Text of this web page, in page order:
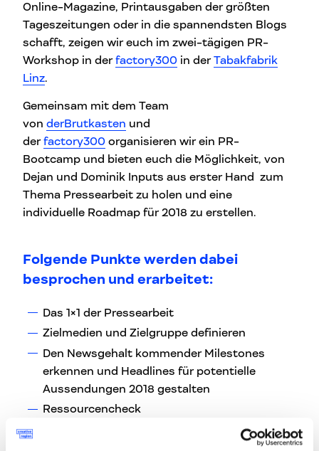
Online-Magazine, Printausgaben der größten
Tageszeitungen oder in die spannendsten Blogs
schafft, zeigen wir euch im zwei-tägigen PR-
Workshop in derfactory300 in derTabakfabrik
Linz.
Gemeinsam mit dem Team
von derBrutkasten und
derfactory300 organisieren wir ein PR-
Bootcamp und bieten euch die Möglichkeit, von
Dejan und Dominik Inputs aus erster Hand zum
Thema Pressearbeit zu holen und eine
individuelle Roadmap für 2018 zu erstellen.
Folgende Punkte werden dabei
besprochen und erarbeitet:
Das 1×1 der Pressearbeit
Zielmedien und Zielgruppe definieren
Den Newsgehalt kommender Milestones
erkennen und Headlines für potentielle
Aussendungen 2018 gestalten
Ressourcencheck
Aufbau einer eigenen Pressedatenbank